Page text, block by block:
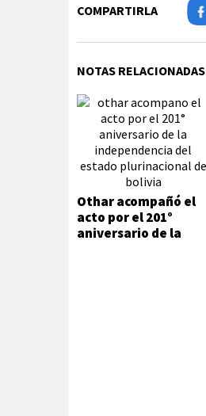
COMPARTIRLA
NOTAS RELACIONADAS
Othar acompañó el
acto por el 201°
aniversario de la